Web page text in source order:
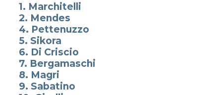
1. Marchitelli
2. Mendes
4. Pettenuzzo
5. Sikora
6. Di Criscio
7. Bergamaschi
8. Magri
9. Sabatino